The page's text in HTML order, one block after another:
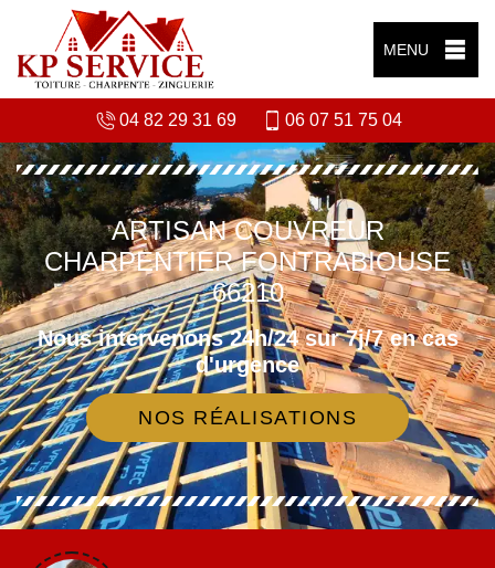
MENU
04 82 29 31 69 06 07 51 75 04
ARTISAN COUVREUR
CHARPENTIER FONTRABIOUSE
66210
Nous intervenons 24h/24 sur 7j/7 en cas
d'urgence
NOS RÉALISATIONS